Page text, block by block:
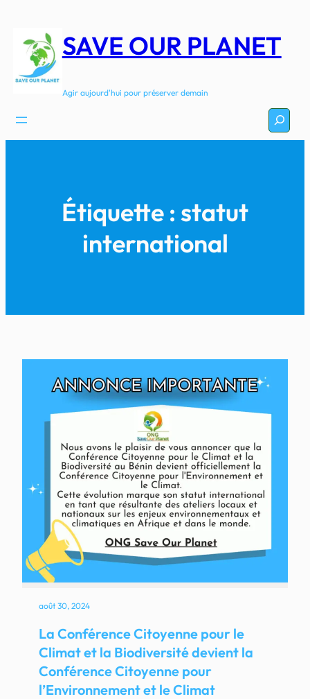
contenu
SAVE OUR PLANET
Agir aujourd'hui pour préserver demain
Étiquette : statut
international
août 30, 2024
La Conférence Citoyenne pour le
Climat et la Biodiversité devient la
Conférence Citoyenne pour
l’Environnement et le Climat